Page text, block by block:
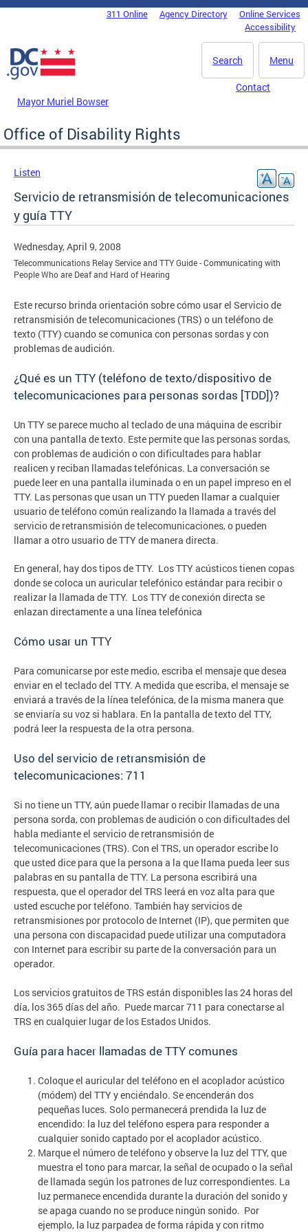
Skip to main content
DC Agency Top Menu311 Online Agency Directory
Online Services
Accessibility
Menu
Search
Mayor Muriel Bowser
Contact
Office of Disability Rights
Listen
Servicio de retransmisión de telecomunicaciones
y guía TTY
Wednesday, April 9, 2008
Telecommunications Relay Service and TTY Guide - Communicating with
People Who are Deaf and Hard of Hearing
Este recurso brinda orientación sobre cómo usar el Servicio de
retransmisión de telecomunicaciones (TRS) o un teléfono de
texto (TTY) cuando se comunica con personas sordas y con
problemas de audición.
¿Qué es un TTY (teléfono de texto/dispositivo de
telecomunicaciones para personas sordas [TDD])?
Un TTY se parece mucho al teclado de una máquina de escribir
con una pantalla de texto. Este permite que las personas sordas,
con problemas de audición o con dificultades para hablar
realicen y reciban llamadas telefónicas. La conversación se
puede leer en una pantalla iluminada o en un papel impreso en el
TTY. Las personas que usan un TTY pueden llamar a cualquier
usuario de teléfono común realizando la llamada a través del
servicio de retransmisión de telecomunicaciones, o pueden
llamar a otro usuario de TTY de manera directa.
En general, hay dos tipos de TTY. Los TTY acústicos tienen copas
donde se coloca un auricular telefónico estándar para recibir o
realizar la llamada de TTY. Los TTY de conexión directa se
enlazan directamente a una línea telefónica
Cómo usar un TTY
Para comunicarse por este medio, escriba el mensaje que desea
enviar en el teclado del TTY. A medida que escriba, el mensaje se
enviará a través de la línea telefónica, de la misma manera que
se enviaría su voz si hablara. En la pantalla de texto del TTY,
podrá leer la respuesta de la otra persona.
Uso del servicio de retransmisión de
telecomunicaciones: 711
Si no tiene un TTY, aún puede llamar o recibir llamadas de una
persona sorda, con problemas de audición o con dificultades del
habla mediante el servicio de retransmisión de
telecomunicaciones (TRS). Con el TRS, un operador escribe lo
que usted dice para que la persona a la que llama pueda leer sus
palabras en su pantalla de TTY. La persona escribirá una
respuesta, que el operador del TRS leerá en voz alta para que
usted escuche por teléfono. También hay servicios de
retransmisiones por protocolo de Internet (IP), que permiten que
una persona con discapacidad puede utilizar una computadora
con Internet para escribir su parte de la conversación para un
operador.
Los servicios gratuitos de TRS están disponibles las 24 horas del
día, los 365 días del año. Puede marcar 711 para conectarse al
TRS en cualquier lugar de los Estados Unidos.
Guía para hacer llamadas de TTY comunes
Coloque el auricular del teléfono en el acoplador acústico
(módem) del TTY y enciéndalo. Se encenderán dos
pequeñas luces. Solo permanecerá prendida la luz de
encendido: la luz del teléfono espera para responder a
cualquier sonido captado por el acoplador acústico.
Marque el número de teléfono y observe la luz del TTY, que
muestra el tono para marcar, la señal de ocupado o la señal
de llamada según los patrones de luz correspondientes. La
luz permanece encendida durante la duración del sonido y
se apaga cuando no se produce ningún sonido. Por
ejemplo, la luz parpadea de forma rápida y con ritmo